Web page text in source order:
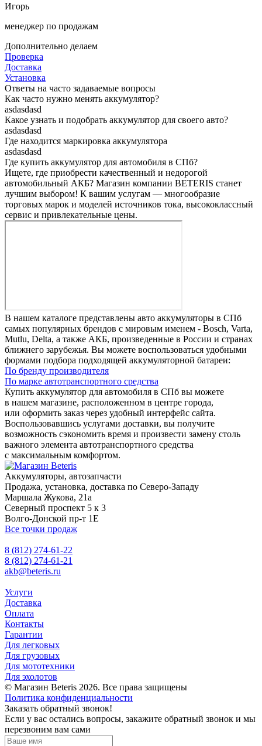
Игорь
менеджер по продажам
Дополнительно делаем
Проверка
Доставка
Установка
Ответы на часто задаваемые вопросы
Как часто нужно менять аккумулятор?
asdasdasd
Какое узнать и подобрать аккумулятор для своего авто?
asdasdasd
Где находится маркировка аккумулятора
asdasdasd
Где купить аккумулятор для автомобиля в СПб?
Ищете, где приобрести качественный и недорогой
автомобильный АКБ? Магазин компании BETERIS станет
лучшим выбором! К вашим услугам — многообразие
торговых марок и моделей источников тока, высококлассный
сервис и привлекательные цены.
В нашем каталоге представлены авто аккумуляторы в СПб
самых популярных брендов с мировым именем - Bosch, Varta,
Mutlu, Delta, а также АКБ, произведенные в России и странах
ближнего зарубежья. Вы можете воспользоваться удобными
формами подбора подходящей аккумуляторной батареи:
По бренду производителя
По марке автотранспортного средства
Купить аккумулятор для автомобиля в СПб вы можете
в нашем магазине, расположенном в центре города,
или оформить заказ через удобный интерфейс сайта.
Воспользовавшись услугами доставки, вы получите
возможность сэкономить время и произвести замену столь
важного элемента автотранспортного средства
с максимальным комфортом.
Аккумуляторы, автозапчасти
Продажа, установка, доставка по Северо-Западу
Маршала Жукова, 21а
Северный проспект 5 к 3
Волго-Донской пр-т 1Е
Все точки продаж
8 (812) 274-61-22
8 (812) 274-61-21
akb@beteris.ru
Услуги
Доставка
Оплата
Контакты
Гарантии
Для легковых
Для грузовых
Для мототехники
Для эхолотов
© Магазин Beteris 2026. Все права защищены
Политика конфиденциальности
Заказать обратный звонок!
Если у вас остались вопросы, закажите обратный звонок и мы
перезвоним вам сами